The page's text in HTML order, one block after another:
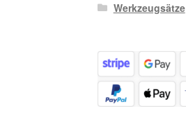
Werkzeugsätze